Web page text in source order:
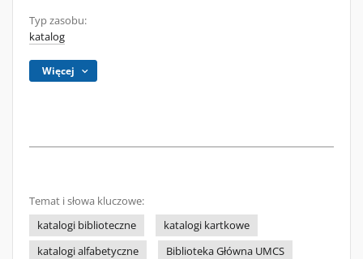
Typ zasobu:
katalog
Więcej
Temat i słowa kluczowe:
katalogi biblioteczne
katalogi kartkowe
katalogi alfabetyczne
Biblioteka Główna UMCS